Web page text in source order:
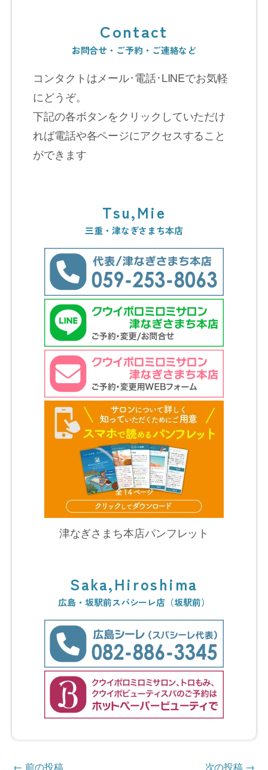
Contact
お問合せ・ご予約・ご連絡など
コンタクトはメール･電話･LINEでお気軽
にどうぞ。
下記の各ボタンをクリックしていただけ
れば電話や各ページにアクセスすること
ができます
Tsu,Mie
三重・津なぎさまち本店
津なぎさまち本店パンフレット
Saka,Hiroshima
広島・坂駅前スパシーレ店（坂駅前）​
← 前の投稿 次の投稿 →